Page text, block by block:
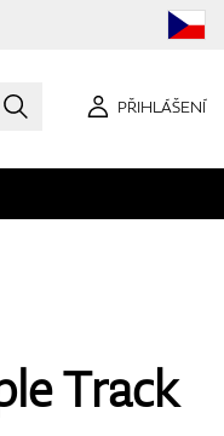
PŘIHLÁŠENÍ
Track